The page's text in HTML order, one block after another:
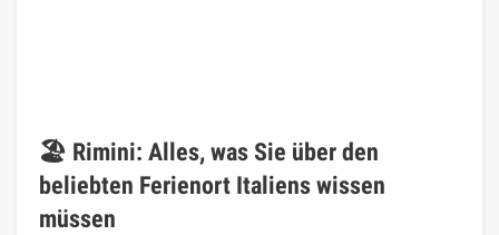
🏖️ Rimini: Alles, was Sie über den
beliebten Ferienort Italiens wissen
müssen